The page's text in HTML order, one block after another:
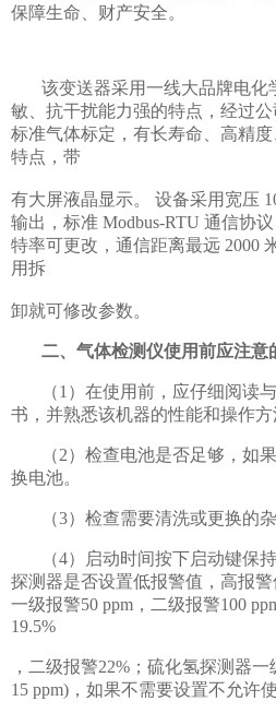
保障生命、财产安全。
该变送器采用一线大品牌电化
敏、抗干扰能力强的特点，经过
标准气体标定，有长寿命、高精
特点，带
有大屏液晶显示。 设备采用宽压
输出，标准 Modbus-RTU 通信协
特率可更改，通信距离最远 2000
用拆
卸就可修改参数。
二、气体检测仪使用前应注意
（1）在使用前，应仔细阅读
书，并熟悉该机器的性能和操作方
（2）检查电池是否足够，如
换电池。
（3）检查需要清洗或更换的
（4）启动时间按下启动键保
探测器是否设置低报警值，高报
一级报警50 ppm，二级报警100
19.5%
，二级报警22%；硫化氢探测器
15 ppm)，如果不需要设置不允许